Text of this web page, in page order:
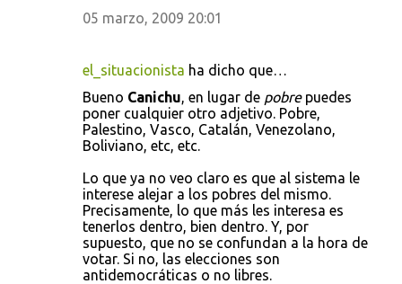
05 marzo, 2009 20:01
el_situacionista ha dicho que…
Bueno Canichu, en lugar de pobrepuedes
poner cualquier otro adjetivo. Pobre,
Palestino, Vasco, Catalán, Venezolano,
Boliviano, etc, etc.
Lo que ya no veo claro es que al sistema le
interese alejar a los pobres del mismo.
Precisamente, lo que más les interesa es
tenerlos dentro, bien dentro. Y, por
supuesto, que no se confundan a la hora de
votar. Si no, las elecciones son
antidemocráticas o no libres.